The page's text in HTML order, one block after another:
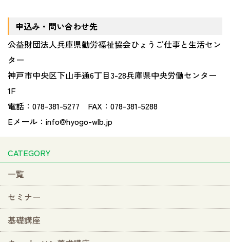
申込み・問い合わせ先
公益財団法人兵庫県勤労福祉協会ひょうご仕事と生活セン
ター
神戸市中央区下山手通6丁目3-28兵庫県中央労働センター
1F
電話：078-381-5277 FAX：078-381-5288
Eメール：info@hyogo-wlb.jp
CATEGORY
一覧
セミナー
基礎講座